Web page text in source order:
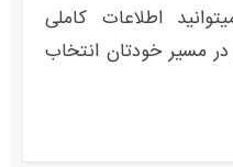
اطلاعات کاملی
مسیر خودتان انتخاب